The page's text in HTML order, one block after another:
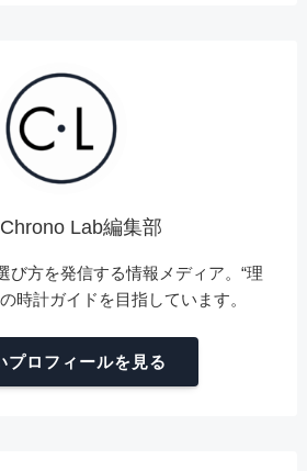
Lab編集部
び方を発信する情報メディア。“理
時計ガイドを目指しています。
プロフィールを見る